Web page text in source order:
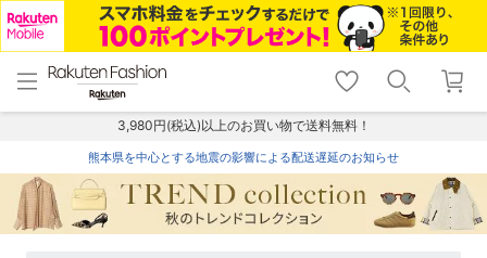
menu home
トップ
shopping_cart lock_outline
ログイン
3,980円(税込)以上のお買い物で送料無料！
熊本県を中心とする地震の影響による配送遅延のお知らせ